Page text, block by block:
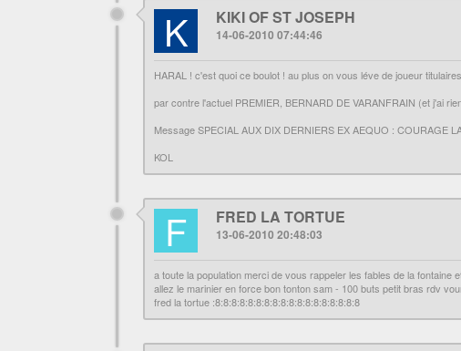
K KIKI OF ST JOSEPH
14-06-2010 07:44:46
HARAL ! c'est quoi ce boulot ! au plus on vous léve de joueur
par contre l'actuel PREMIER, BERNARD DE VARANFRAIN (et j'ai
Message SPECIAL AUX DIX DERNIERS EX AEQUO : COURAGE
KOL
F FRED LA TORTUE
13-06-2010 20:48:03
a toute la population merci de vous rappeler les fables de la
allez le marinier en force bon tonton sam - 100 buts petit bras rdv
fred la tortue :8:8:8:8:8:8:8:8:8:8:8:8:8:8:8:8:8:8